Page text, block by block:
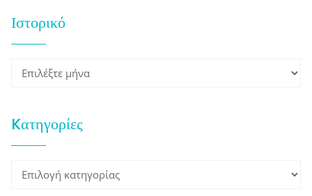
Ιστορικό
Ιστορικό
Kατηγορίες
Kατηγορίες